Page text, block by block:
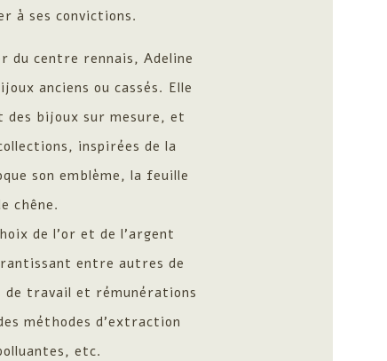
à ses convictions.
du centre rennais, Adeline
anciens ou cassés. Elle
des bijoux sur mesure, et
inspirées de la
son emblème, la feuille
chêne.
de l’or et de l’argent
entre autres de
de travail et rémunérations
méthodes d’extraction
etc.